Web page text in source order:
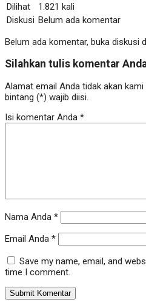
Dilihat
1.821 kali
Diskusi Belum ada komentar
Belum ada komentar, buka diskusi
Silahkan tulis komentar
Alamat email Anda tidak akan
bintang (*) wajib diisi.
Isi komentar Anda *
Nama Anda *
Email Anda *
Save my name, email, and
time I comment.